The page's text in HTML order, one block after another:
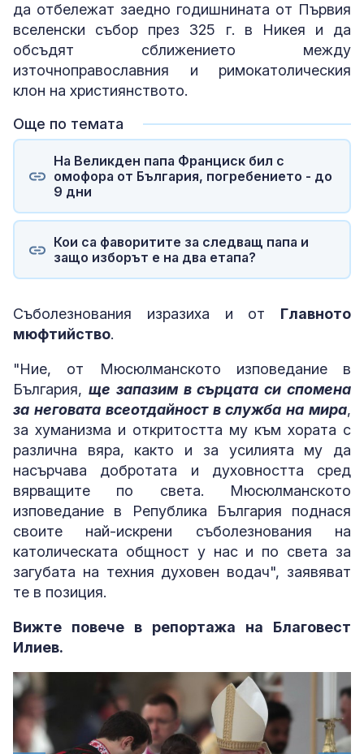
да отбележат заедно годишнината от Първия
вселенски събор през 325 г. в Никея и да
обсъдят сближението между
източноправославния и римокатолическия
клон на християнството.
Още по темата
На Великден папа Франциск бил с
омофора от България, погребението - до
9 дни
Кои са фаворитите за следващ папа и
защо изборът е на два етапа?
Съболезнования изразиха и от Главното
мюфтийство.
"Ние, от Мюсюлманското изповедание в
България, ще запазим в сърцата си спомена
за неговата всеотдайност в служба на мира,
за хуманизма и откритостта му към хората с
различна вяра, както и за усилията му да
насърчава добротата и духовността сред
вярващите по света. Мюсюлманското
изповедание в Република България поднася
своите най-искрени съболезнования на
католическата общност у нас и по света за
загубата на техния духовен водач", заявяват
те в позиция.
Вижте повече в репортажа на Благовест
Илиев.